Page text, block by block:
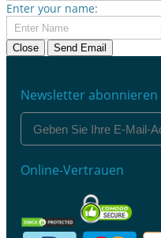
Enter your name:
Close Send Email
Newsletter abonnieren
Online-Vertrauen